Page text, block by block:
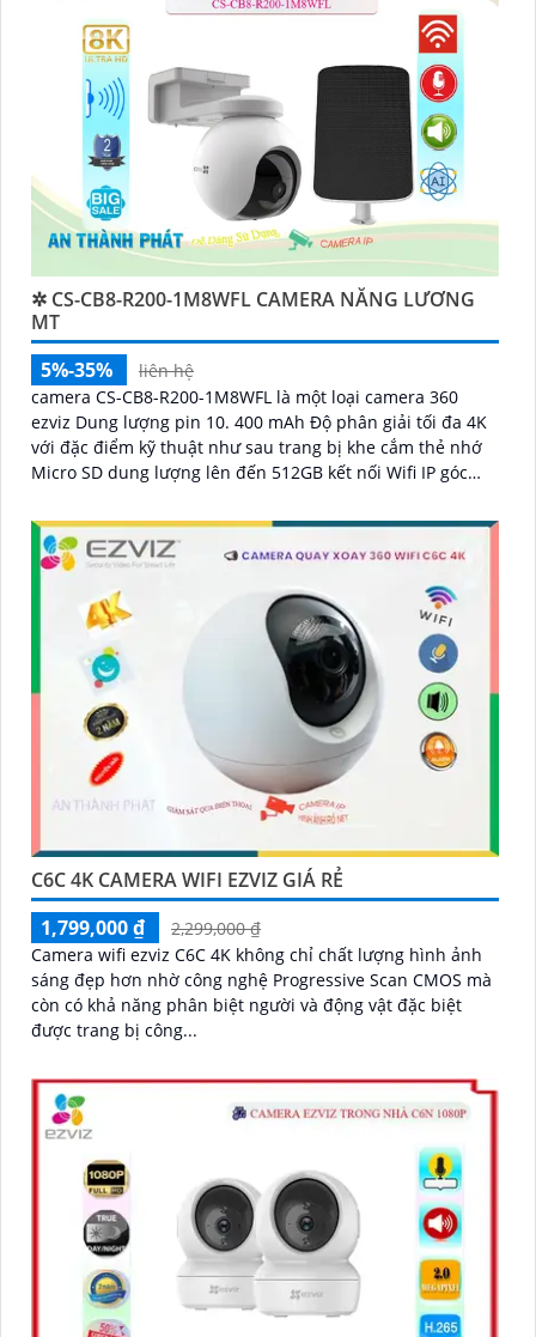
✲ CS-CB8-R200-1M8WFL CAMERA NĂNG LƯƠNG
MT
5%-35%
liên hệ
camera CS-CB8-R200-1M8WFL là một loại camera 360
ezviz Dung lượng pin 10. 400 mAh Độ phân giải tối đa 4K
với đặc điểm kỹ thuật như sau trang bị khe cắm thẻ nhớ
Micro SD dung lượng lên đến 512GB kết nối Wifi IP góc
C6C 4K CAMERA WIFI EZVIZ GIÁ RẺ
1,799,000 ₫
2,299,000 ₫
Camera wifi ezviz C6C 4K không chỉ chất lượng hình ảnh
sáng đẹp hơn nhờ công nghệ Progressive Scan CMOS mà
còn có khả năng phân biệt người và động vật đặc biệt
được trang bị công...